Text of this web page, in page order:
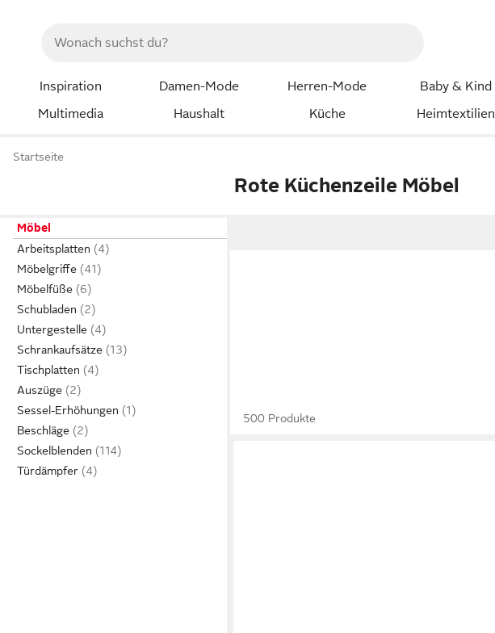
Inspiration Damen-Mode Herren-Mode Baby & Kind
Multimedia
Haushalt Küche Heimtextilien
Startseite
Rote Küchenzeile Möbel
Möbel
Arbeitsplatten
Möbelgriffe
Möbelfüße
Schubladen
Untergestelle
Schrankaufsätze
Tischplatten
Auszüge
Sessel-Erhöhungen
Beschläge
Sockelblenden
Türdämpfer
500 Produkte